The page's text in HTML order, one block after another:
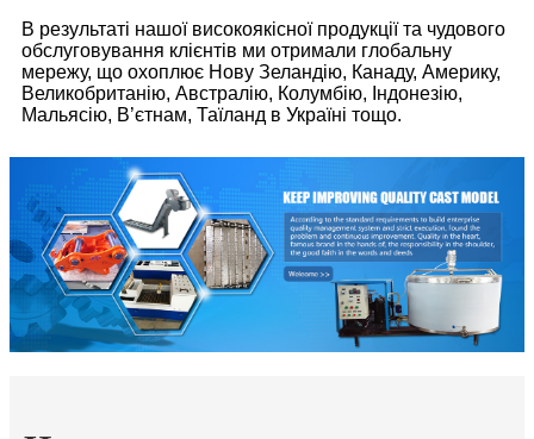
В результаті нашої високоякісної продукції та чудового
обслуговування клієнтів ми отримали глобальну
мережу, що охоплює Нову Зеландію, Канаду, Америку,
Великобританію, Австралію, Колумбію, Індонезію,
Мальясію, В’єтнам, Таїланд в Україні тощо.